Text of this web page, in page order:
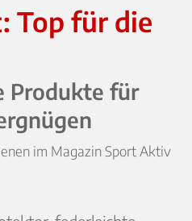
Top für die
Produkte für
im Magazin Sport Aktiv